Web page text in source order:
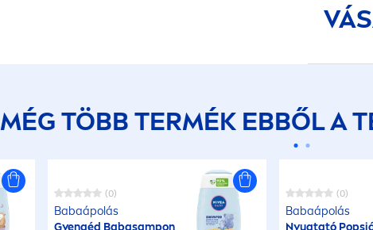
MÉG TÖBB TERMÉK EBBŐL A
(0)
Babaápolás
(0)
Babaápolás